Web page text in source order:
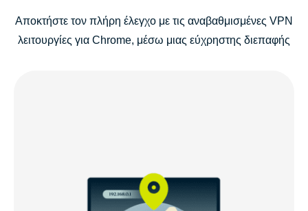
Αποκτήστε τον πλήρη έλεγχο με τις αναβαθμισμένες VPN
λειτουργίες για Chrome, μέσω μιας εύχρηστης διεπαφής